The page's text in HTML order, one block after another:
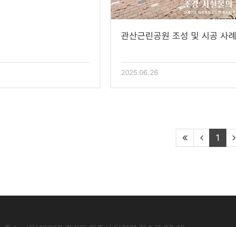
관산근린공원 조성 및 시공 사례
2025.06.26
1